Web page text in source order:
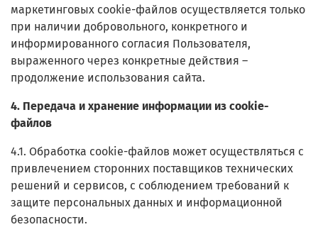
маркетинговых cookie-файлов осуществляется только
при наличии добровольного, конкретного и
информированного согласия Пользователя,
выраженного через конкретные действия –
продолжение использования сайта.
4. Передача и хранение информации из cookie-
файлов
4.1. Обработка cookie-файлов может осуществляться с
привлечением сторонних поставщиков технических
решений и сервисов, с соблюдением требований к
защите персональных данных и информационной
безопасности.